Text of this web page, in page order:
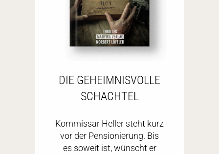
DIE GEHEIMNISVOLLE
SCHACHTEL
Kommissar Heller steht kurz
vor der Pensionierung. Bis
es soweit ist, wünscht er